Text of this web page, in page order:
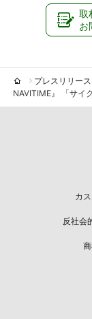
取
お
プレスリリース
NAVITIME』 「サイ
カ
反社会